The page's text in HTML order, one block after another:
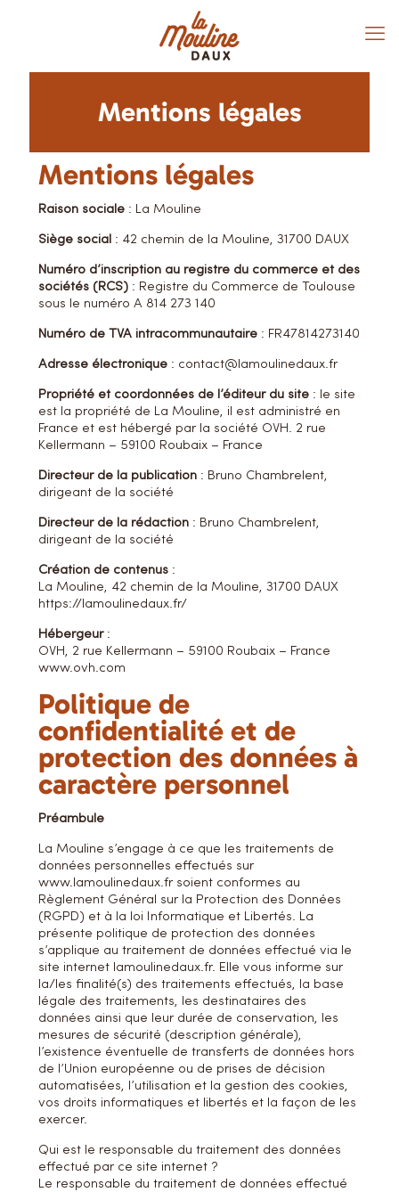
Mentions légales
Mentions légales
Raison sociale : La Mouline
Siège social : 42 chemin de la Mouline, 31700 DAUX
Numéro d’inscription au registre du commerce et des
sociétés (RCS) : Registre du Commerce de Toulouse
sous le numéro A 814 273 140
Numéro de TVA intracommunautaire : FR47814273140
Adresse électronique : contact@lamoulinedaux.fr
Propriété et coordonnées de l’éditeur du site : le site
est la propriété de La Mouline, il est administré en
France et est hébergé par la société OVH. 2 rue
Kellermann – 59100 Roubaix – France
Directeur de la publication : Bruno Chambrelent,
dirigeant de la société
Directeur de la rédaction : Bruno Chambrelent,
dirigeant de la société
Création de contenus :
La Mouline, 42 chemin de la Mouline, 31700 DAUX
https://lamoulinedaux.fr/
Hébergeur:
OVH, 2 rue Kellermann – 59100 Roubaix – France
www.ovh.com
Politique de
confidentialité et de
protection des données à
caractère personnel
Préambule
La Mouline s’engage à ce que les traitements de
données personnelles effectués sur
www.lamoulinedaux.fr soient conformes au
Règlement Général sur la Protection des Données
(RGPD) et à la loi Informatique et Libertés. La
présente politique de protection des données
s’applique au traitement de données effectué via le
site internet lamoulinedaux.fr. Elle vous informe sur
la/les finalité(s) des traitements effectués, la base
légale des traitements, les destinataires des
données ainsi que leur durée de conservation, les
mesures de sécurité (description générale),
l’existence éventuelle de transferts de données hors
de l’Union européenne ou de prises de décision
automatisées, l’utilisation et la gestion des cookies,
vos droits informatiques et libertés et la façon de les
exercer.
Qui est le responsable du traitement des données
effectué par ce site internet ?
Le responsable du traitement de données effectué